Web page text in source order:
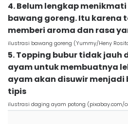
4. Belum lengkap
bawang goreng. Itu karena
memberi aroma dan rasa
ilustrasi bawang goreng (Yummy/Heny
5. Topping bubur tidak jauh
ayam untuk membuatnya
ayam akan disuwir menjadi
tipis
ilustrasi daging ayam potong (pixabay.com/